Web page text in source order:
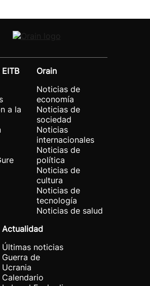
a la
Orain
Noticias de
economía
Noticias de
sociedad
Noticias
internacionales
Noticias de
política
Noticias de
cultura
Noticias de
tecnología
Noticias de salud
Actualidad
Últimas noticias
Guerra de
Ucrania
Calendario